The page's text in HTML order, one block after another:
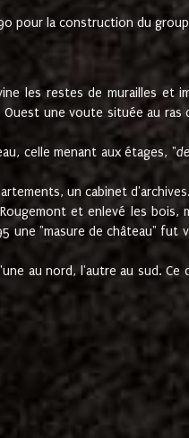
pour la construction du
les restes de murailles et
une voute située au ras
celle menant aux étages, "
un cabinet
et enlevé les bois,
"masure de château" fut
au nord, l'autre au sud. Ce